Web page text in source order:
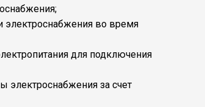
электроснабжения во время
для подключения
электроснабжения за счет